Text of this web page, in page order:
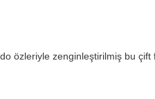
özleriyle zenginleştirilmiş bu çift